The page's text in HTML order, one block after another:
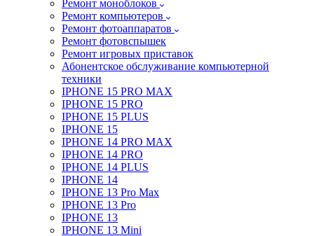
Ремонт моноблоков
Ремонт компьютеров
Ремонт фотоаппаратов
Ремонт фотовспышек
Ремонт игровых приставок
Абонентское обслуживание компьютерной
техники
IPHONE 15 PRO MAX
IPHONE 15 PRO
IPHONE 15 PLUS
IPHONE 15
IPHONE 14 PRO MAX
IPHONE 14 PRO
IPHONE 14 PLUS
IPHONE 14
IPHONE 13 Pro Max
IPHONE 13 Pro
IPHONE 13
IPHONE 13 Mini